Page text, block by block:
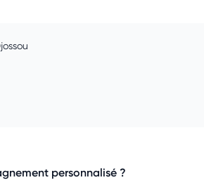
personnalisé ?